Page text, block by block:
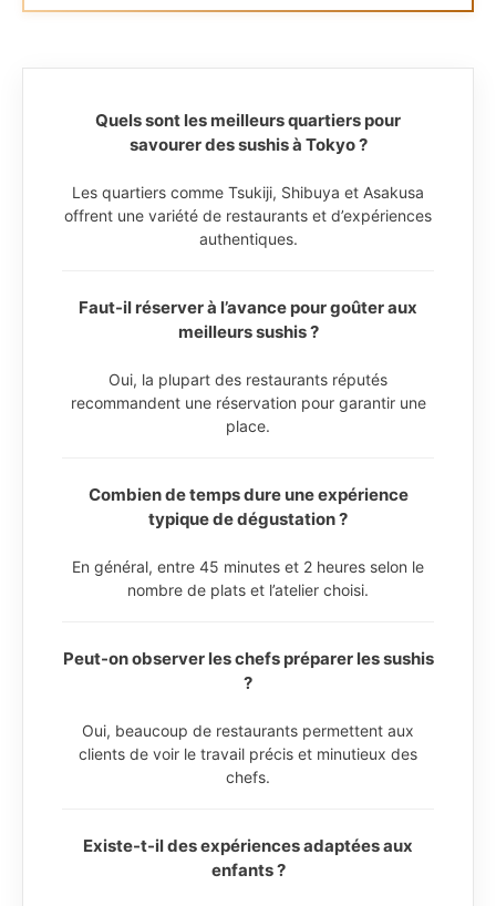
Quels sont les meilleurs quartiers pour
savourer des sushis à Tokyo ?
Les quartiers comme Tsukiji, Shibuya et Asakusa
offrent une variété de restaurants et d’expériences
authentiques.
Faut-il réserver à l’avance pour goûter aux
meilleurs sushis ?
Oui, la plupart des restaurants réputés
recommandent une réservation pour garantir une
place.
Combien de temps dure une expérience
typique de dégustation ?
En général, entre 45 minutes et 2 heures selon le
nombre de plats et l’atelier choisi.
Peut-on observer les chefs préparer les sushis
?
Oui, beaucoup de restaurants permettent aux
clients de voir le travail précis et minutieux des
chefs.
Existe-t-il des expériences adaptées aux
enfants ?